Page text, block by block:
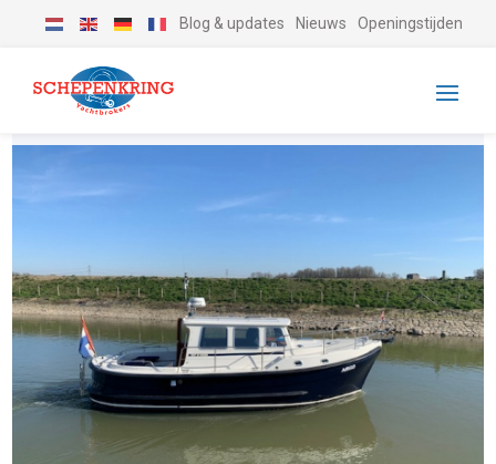
Blog & updates Nieuws Openingstijden